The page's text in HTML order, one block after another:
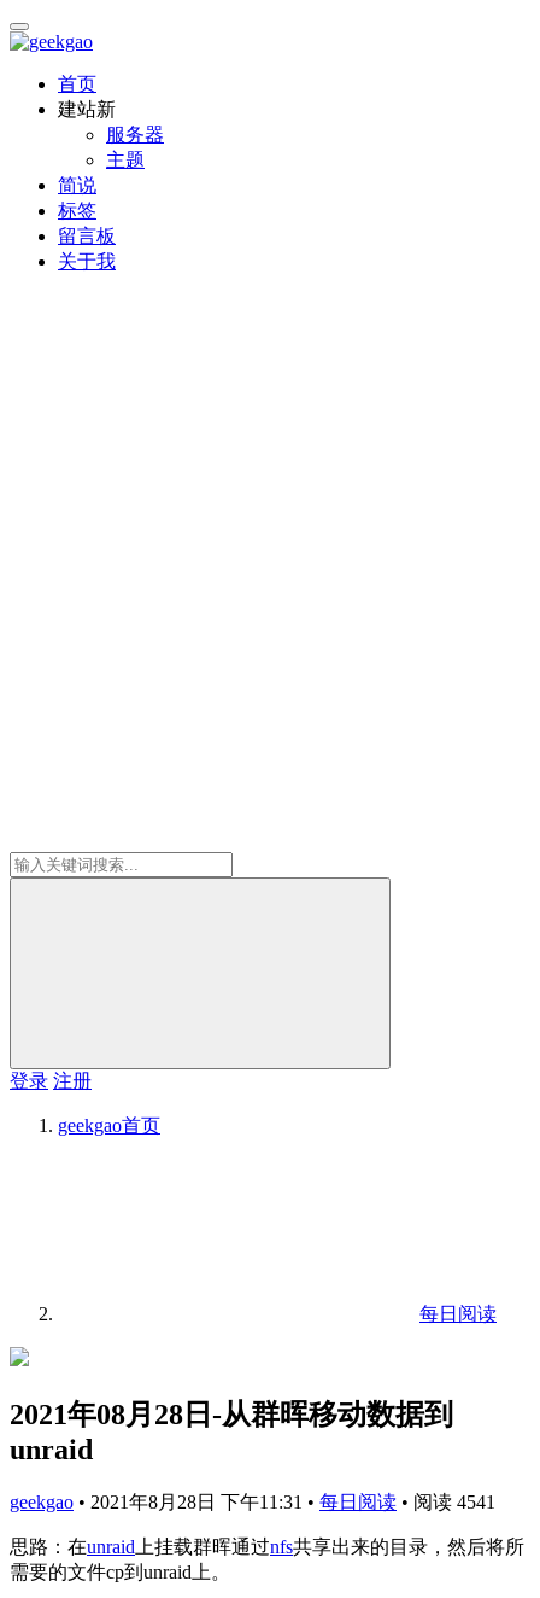
首页
建站新
服务器
主题
简说
标签
留言板
关于我
登录 注册
geekgao首页
每日阅读
2021年08月28日-从群晖移动数据到
unraid
geekgao • 2021年8月28日 下午11:31 • 每日阅读 • 阅读 4541
思路：在unraid 上挂载群晖通过nfs共享出来的目录，然后将所
需要的文件cp到unraid上。